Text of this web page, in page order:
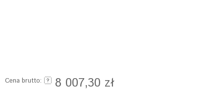
Cena brutto: 8 007,30 zł